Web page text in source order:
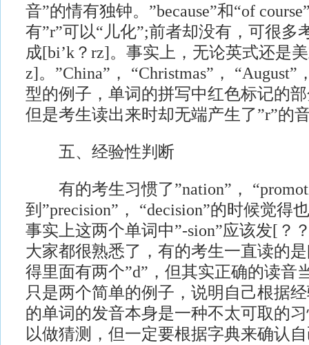
音”的情有独钟。”because”和“of
有”r”可以“儿化”;前者却没有，可很多
成[bi’k？rz]。事实上，无论英式还是
z]。”China”， “Christmas”， “August”
型的例子，单词的拼写中红色标记的
但是考生读出来时却无端产生了”r”的
五、经验性判断
有的考生习惯了”nation”，
到”precision”， “decision”的时候觉得
事实上这两个单词中”-sion”应该发[？
大家都很熟悉了，有的考生一直读的是
得里面有两个”d”，但其实正确的读音
只是两个简单的例子，说明自己根据
的单词的发音本身是一种不太可取的
以做猜测，但一定要根据字典来确认